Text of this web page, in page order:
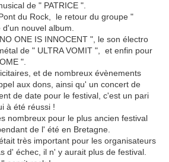
de " PATRICE ".
du Rock, le retour du groupe "
nouvel album.
ONE IS INNOCENT ", le son électro
de " ULTRA VOMIT ", et enfin pour
".
et de nombreux évènements
aux dons, ainsi qu' un concert de
de date pour le festival, c'est un pari
à été réussi !
nombreux pour le plus ancien festival
de l' été en Bretagne.
très important pour les organisateurs
d' échec, il n' y aurait plus de festival.